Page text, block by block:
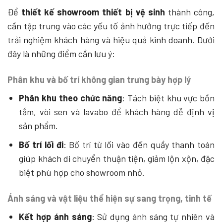
Để thiết kế showroom thiết bị vệ sinh thành công,
cần tập trung vào các yếu tố ảnh hưởng trực tiếp đến
trải nghiệm khách hàng và hiệu quả kinh doanh. Dưới
đây là những điểm cần lưu ý:
Phân khu và bố trí không gian trưng bày hợp lý
Phân khu theo chức năng: Tách biệt khu vực bồn
tắm, vòi sen và lavabo để khách hàng dễ định vị
sản phẩm.
Bố trí lối đi: Bố trí từ lối vào đến quầy thanh toán
giúp khách di chuyển thuận tiện, giảm lộn xộn, đặc
biệt phù hợp cho showroom nhỏ.
Ánh sáng và vật liệu thể hiện sự sang trọng, tinh tế
Kết hợp ánh sáng: Sử dụng ánh sáng tự nhiên và